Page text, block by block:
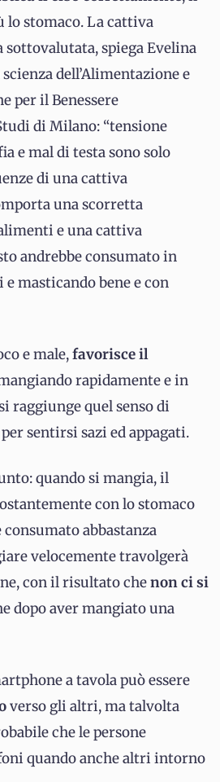
lo stomaco. La cattiva
sottovalutata, spiega Evelina
dell’Alimentazione e
per il Benessere
di Milano: “tensione
e mal di testa sono solo
di una cattiva
una scorretta
e una cattiva
andrebbe consumato in
masticando bene e con
e male,favorisce il
rapidamente e in
raggiunge quel senso di
sentirsi sazi ed appagati.
quando si mangia, il
con lo stomaco
consumato abbastanza
velocemente travolgerà
con il risultato chenon ci si
dopo aver mangiato una
a tavola può essere
verso gli altri, ma talvolta
che le persone
quando anche altri intorno